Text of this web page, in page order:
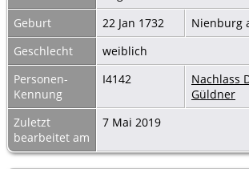
Geburt
22 Jan 1732
Nienburg
Geschlecht
weiblich
Personen-
Kennung
I4142
Nachlass
Güldner
Zuletzt
bearbeitet am
7 Mai 2019